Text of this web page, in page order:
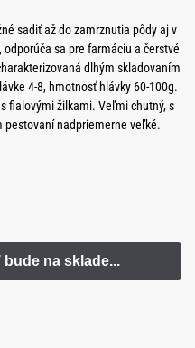
sadiť až do zamrznutia pôdy aj v
sa pre farmáciu a čerstvé
dlhým skladovaním
4-8, hmotnosť hlávky 60-100g.
fialovými žilkami. Veľmi chutný, s
pestovaní nadpriemerne veľké.